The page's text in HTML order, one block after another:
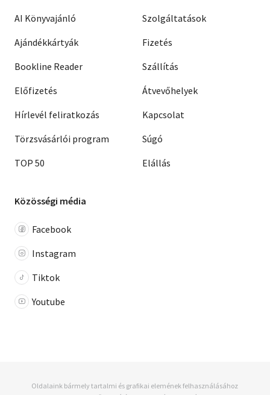
AI Könyvajánló
Ajándékkártyák
Bookline Reader
Előfizetés
Hírlevél feliratkozás
Törzsvásárlói program
TOP 50
Szolgáltatások
Fizetés
Szállítás
Átvevőhelyek
Kapcsolat
Súgó
Elállás
Közösségi média
Facebook
Instagram
Tiktok
Youtube
Oldalaink bármely tartalmi és grafikai elemének felhasználásához